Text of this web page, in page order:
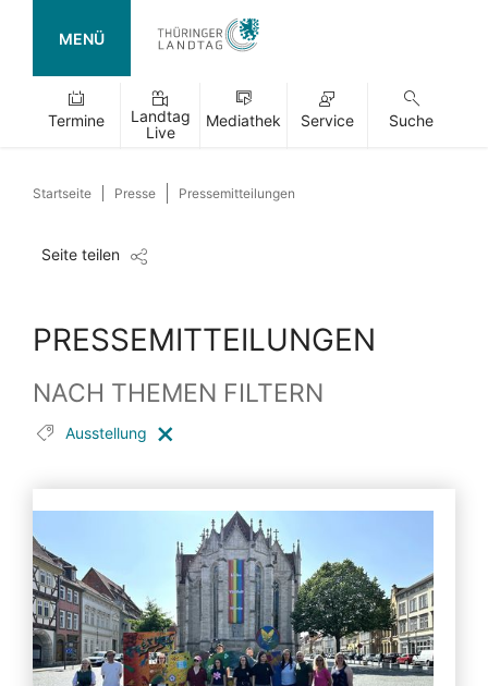
MENÜ
Termine
Landtag
Live
Mediathek Service Suche
Startseite Presse Pressemitteilungen
Seite teilen
PRESSEMITTEILUNGEN
NACH THEMEN FILTERN
Ausstellung